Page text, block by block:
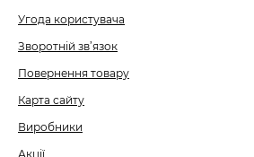
Угода користувача
Зворотній зв’язок
Повернення товару
Карта сайту
Виробники
Акції